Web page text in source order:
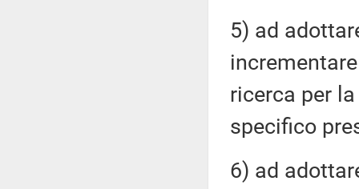
5) ad
ricerca per
specifico
6) ad